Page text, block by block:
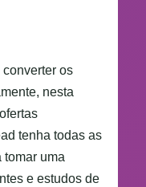
os
nesta
tenha todas as
tomar uma
e estudos de